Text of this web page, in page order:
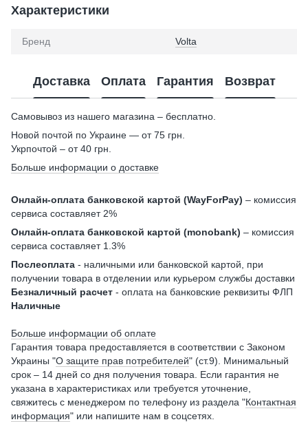
Характеристики
Бренд Volta
Доставка Оплата Гарантия Возврат
Самовывоз из нашего магазина – бесплатно.
Новой почтой по Украине — от 75 грн.
Укрпочтой – от 40 грн.
Больше информации о доставке
Онлайн-оплата банковской картой (WayForPay) – комиссия
сервиса составляет 2%
Онлайн-оплата банковской картой (monobank) – комиссия
сервиса составляет 1.3%
Послеоплата - наличными или банковской картой, при
получении товара в отделении или курьером службы доставки
Безналичный расчет - оплата на банковские реквизиты ФЛП
Наличные
Больше информации об оплате
Гарантия товара предоставляется в соответствии с Законом
Украины "О защите прав потребителей" (ст.9). Минимальный
срок – 14 дней со дня получения товара. Если гарантия не
указана в характеристиках или требуется уточнение,
свяжитесь с менеджером по телефону из раздела "Контактная
информация" или напишите нам в соцсетях.